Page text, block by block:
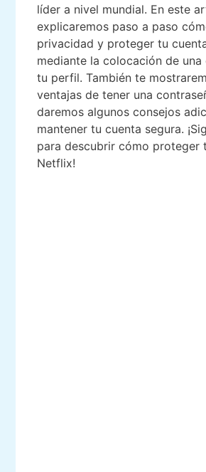
líder a nivel mundial. En este
explicaremos paso a paso
privacidad y proteger tu
mediante la colocación de una
tu perfil. También te
ventajas de tener una
daremos algunos consejos
mantener tu cuenta segura.
para descubrir cómo proteger
Netflix!